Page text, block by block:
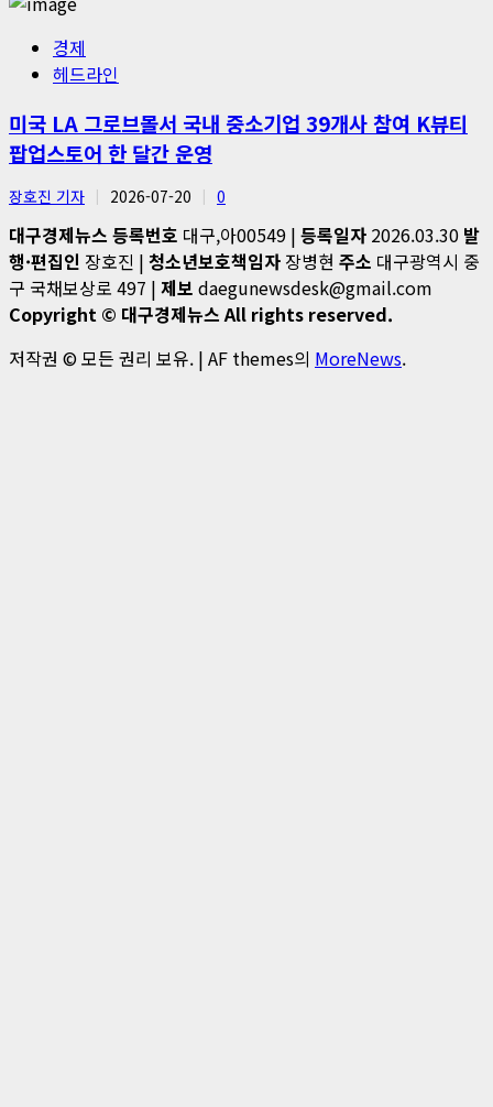
경제
헤드라인
미국 LA 그로브몰서 국내 중소기업 39개사 참여 K뷰티
팝업스토어 한 달간 운영
장호진 기자 2026-07-20 0
대구경제뉴스 등록번호 대구,아00549 | 등록일자 2026.03.30 발
행·편집인 장호진 | 청소년보호책임자 장병현 주소 대구광역시 중
구 국채보상로 497 | 제보 daegunewsdesk@gmail.com
Copyright © 대구경제뉴스 All rights reserved.
저작권 © 모든 권리 보유. | AF themes의 MoreNews.